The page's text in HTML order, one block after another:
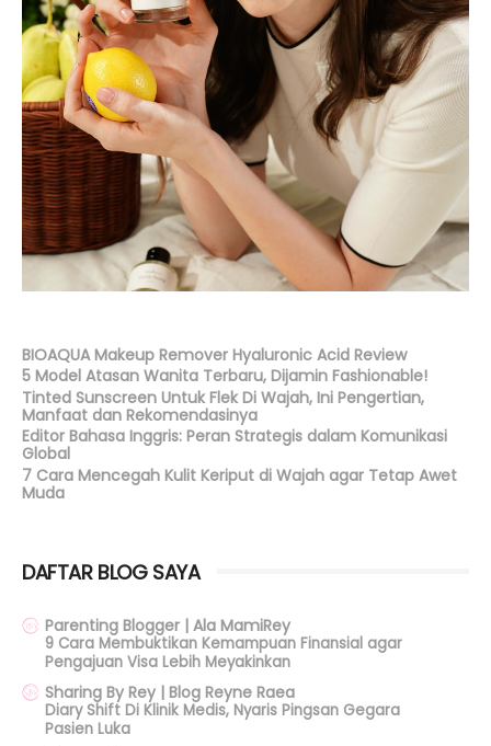
BIOAQUA Makeup Remover Hyaluronic Acid Review
5 Model Atasan Wanita Terbaru, Dijamin Fashionable!
Tinted Sunscreen Untuk Flek Di Wajah, Ini Pengertian,
Manfaat dan Rekomendasinya
Editor Bahasa Inggris: Peran Strategis dalam Komunikasi
Global
7 Cara Mencegah Kulit Keriput di Wajah agar Tetap Awet
Muda
DAFTAR BLOG SAYA
Parenting Blogger | Ala MamiRey
9 Cara Membuktikan Kemampuan Finansial agar
Pengajuan Visa Lebih Meyakinkan
Sharing By Rey | Blog Reyne Raea
Diary Shift Di Klinik Medis, Nyaris Pingsan Gegara
Pasien Luka